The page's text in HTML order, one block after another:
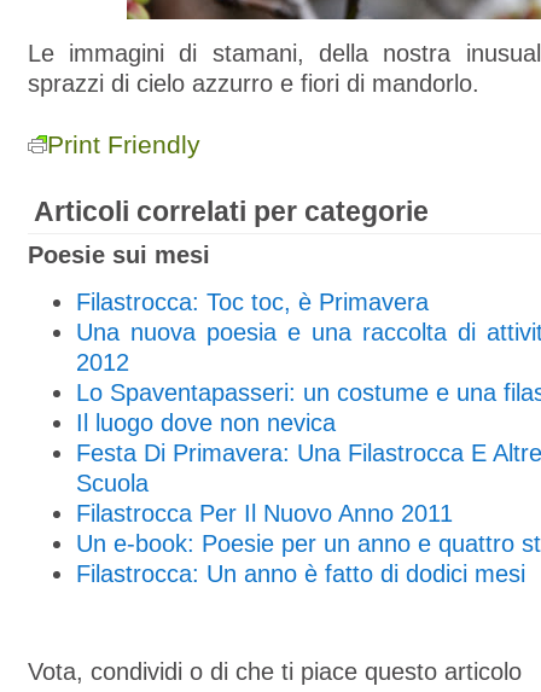
Le immagini di stamani, della nostra
sprazzi di cielo azzurro e fiori di mandorlo.
Print Friendly
Articoli correlati per categorie
Poesie sui mesi
Filastrocca: Toc toc, è Primavera
Una nuova poesia e una raccolta di
2012
Lo Spaventapasseri: un costume e una
Il luogo dove non nevica
Festa Di Primavera: Una Filastrocca E
Scuola
Filastrocca Per Il Nuovo Anno 2011
Un e-book: Poesie per un anno e quattro
Filastrocca: Un anno è fatto di dodici mesi
Vota, condividi o di che ti piace questo articolo